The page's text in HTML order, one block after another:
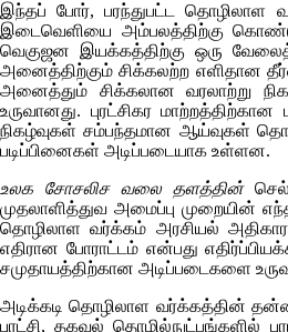
இந்தப் போர், பரந்துபட்ட
இடைவெளியை அம்பலத்திற்கு
வெகுஜன இயக்கத்திற்கு ஒரு
அனைத்திற்கும் சிக்கலற்ற எளிதான
அனைத்தும் சிக்கலான வரலாற்று
உருவானது. புரட்சிகர
நிகழ்வுகள் சம்பந்தமான ஆய்வுகள்
படிப்பினைகள் அடிப்படையாக உள்ளன.
உலக சோசலிச வலை தளத்தின்
முதலாளித்துவ அமைப்பு முறையின்
தொழிலாள வர்க்கம் அரசியல்
எதிரான போராட்டம் என்பது
சமுதாயத்திற்கான அடிப்படைகளை
அடிக்கடி தொழிலாள வர்க்கத்தின்
புரட்சி, தகவல் தொழில்நுட்பங்களில்